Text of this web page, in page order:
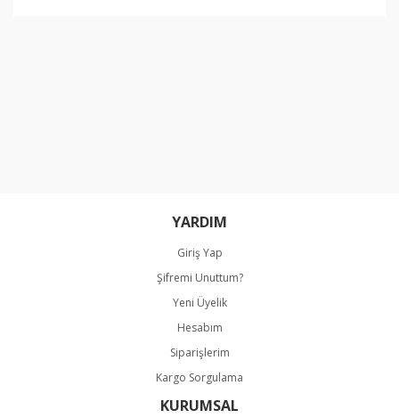
Bu ürüne benzer farklı alternatifler olmalı.
Gönder
YARDIM
Giriş Yap
Şifremi Unuttum?
Yeni Üyelik
Hesabım
Siparişlerim
Kargo Sorgulama
KURUMSAL